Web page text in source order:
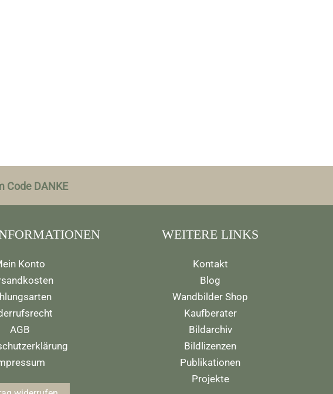
Code DANKE
Konto
AGB
WEITERE LINKS
Kontakt
Blog
Wandbilder Shop
Kaufberater
Bildarchiv
Bildlizenzen
Publikationen
Projekte